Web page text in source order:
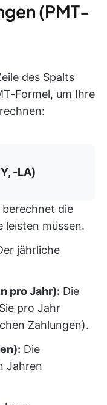
(PMT-
des Spalts
Formel, um Ihre
-LA)
berechnet die
leisten müssen.
jährliche
pro Jahr): Die
pro Jahr
Zahlungen).
Die
Jahren